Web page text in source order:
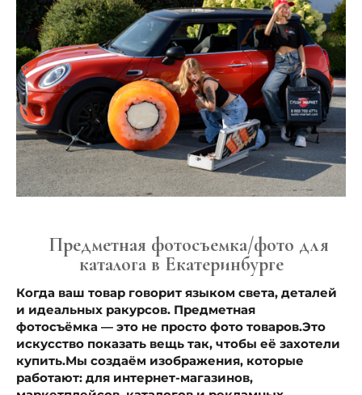
Предметная фотосъемка/фото для
каталога в Екатеринбурге
Когда ваш товар говорит языком света, деталей
и идеальных ракурсов. Предметная
фотосъёмка — это не просто фото товаров.Это
искусство показать вещь так, чтобы её захотели
купить.Мы создаём изображения, которые
работают: для интернет-магазинов,